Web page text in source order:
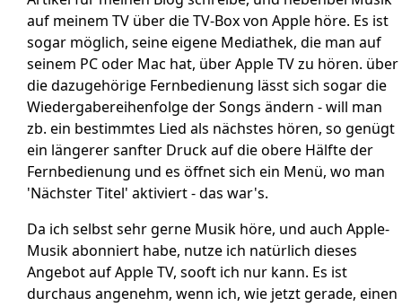
auf meinem TV über die TV-Box von Apple höre. Es ist
sogar möglich, seine eigene Mediathek, die man auf
seinem PC oder Mac hat, über Apple TV zu hören. über
die dazugehörige Fernbedienung lässt sich sogar die
Wiedergabereihenfolge der Songs ändern - will man
zb. ein bestimmtes Lied als nächstes hören, so genügt
ein längerer sanfter Druck auf die obere Hälfte der
Fernbedienung und es öffnet sich ein Menü, wo man
'Nächster Titel' aktiviert - das war's.
Da ich selbst sehr gerne Musik höre, und auch Apple-
Musik abonniert habe, nutze ich natürlich dieses
Angebot auf Apple TV, sooft ich nur kann. Es ist
durchaus angenehm, wenn ich, wie jetzt gerade, einen